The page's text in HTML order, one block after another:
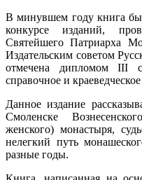
В минувшем году книга
конкурсе изданий,
Святейшего Патриарха
Издательским советом
отмечена дипломом III
справочное и
Данное издание
Смоленске
женского) монастыря,
нелегкий путь
разные годы.